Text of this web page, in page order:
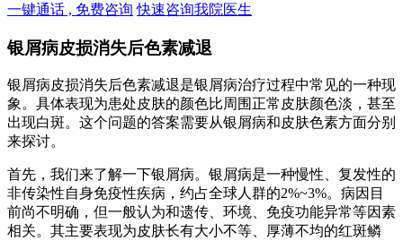
一键通话 , 免费咨询 快速咨询我院医生
银屑病皮损消失后色素减退
银屑病皮损消失后色素减退是银屑病治疗过程中常见的一种现
象。具体表现为患处皮肤的颜色比周围正常皮肤颜色淡，甚至
出现白斑。这个问题的答案需要从银屑病和皮肤色素方面分别
来探讨。
首先，我们来了解一下银屑病。银屑病是一种慢性、复发性的
非传染性自身免疫性疾病，约占全球人群的2%~3%。病因目
前尚不明确，但一般认为和遗传、环境、免疫功能异常等因素
相关。其主要表现为皮肤长有大小不等、厚薄不均的红斑鳞